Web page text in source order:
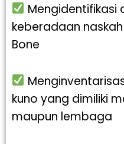
Mengidentifikasi
keberadaan
Bone
kuno yang dimiliki
maupun lembaga